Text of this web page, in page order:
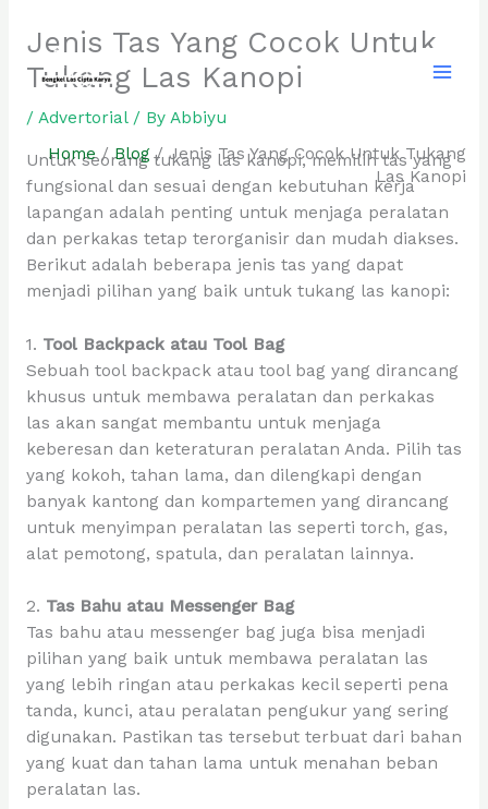
content
Home/Blog/Jenis Tas Yang Cocok Untuk Tukang
Las Kanopi
Jenis Tas Yang Cocok Untuk
Tukang Las Kanopi
/ Advertorial/ By Abbiyu
Untuk seorang tukang las kanopi, memilih tas yang
fungsional dan sesuai dengan kebutuhan kerja
lapangan adalah penting untuk menjaga peralatan
dan perkakas tetap terorganisir dan mudah diakses.
Berikut adalah beberapa jenis tas yang dapat
menjadi pilihan yang baik untuk tukang las kanopi:
1. Tool Backpack atau Tool Bag
Sebuah tool backpack atau tool bag yang dirancang
khusus untuk membawa peralatan dan perkakas
las akan sangat membantu untuk menjaga
keberesan dan keteraturan peralatan Anda. Pilih tas
yang kokoh, tahan lama, dan dilengkapi dengan
banyak kantong dan kompartemen yang dirancang
untuk menyimpan peralatan las seperti torch, gas,
alat pemotong, spatula, dan peralatan lainnya.
2. Tas Bahu atau Messenger Bag
Tas bahu atau messenger bag juga bisa menjadi
pilihan yang baik untuk membawa peralatan las
yang lebih ringan atau perkakas kecil seperti pena
tanda, kunci, atau peralatan pengukur yang sering
digunakan. Pastikan tas tersebut terbuat dari bahan
yang kuat dan tahan lama untuk menahan beban
peralatan las.